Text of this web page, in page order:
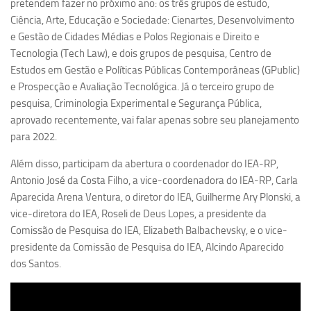
Ano Sabático
Daniel Domingues dos Santos
Programas Ano Sabático Encerrados
Cíntia Rosa Pereira de Lima
Cristina Godoy Bernardo de Oliveira (FDRP)
Evandro Eduardo Seron Ruiz
Fernando de Lima Caneppele
Maria Paula Costa Bertran
Professor Sênior
Institucional
pretendem fazer no próximo ano: os três grupos de estudo,
Ciência, Arte, Educação e Sociedade: Cienartes, Desenvolvimento
e Gestão de Cidades Médias e Polos Regionais e Direito e
Tecnologia (Tech Law), e dois grupos de pesquisa, Centro de
Estudos em Gestão e Políticas Públicas Contemporâneas (GPublic)
e Prospecção e Avaliação Tecnológica. Já o terceiro grupo de
pesquisa, Criminologia Experimental e Segurança Pública,
aprovado recentemente, vai falar apenas sobre seu planejamento
para 2022.
Além disso, participam da abertura o coordenador do IEA-RP,
Antonio José da Costa Filho, a vice-coordenadora do IEA-RP, Carla
Aparecida Arena Ventura, o diretor do IEA, Guilherme Ary Plonski, a
vice-diretora do IEA, Roseli de Deus Lopes, a presidente da
Comissão de Pesquisa do IEA, Elizabeth Balbachevsky, e o vice-
presidente da Comissão de Pesquisa do IEA, Alcindo Aparecido
dos Santos.